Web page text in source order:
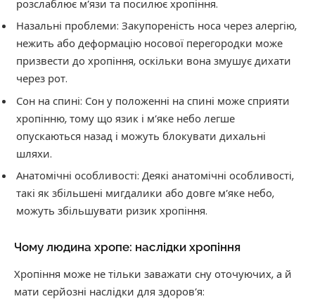
розслаблює м’язи та посилює хропіння.
Назальні проблеми: Закупореність носа через алергію,
нежить або деформацію носової перегородки може
призвести до хропіння, оскільки вона змушує дихати
через рот.
Сон на спині: Сон у положенні на спині може сприяти
хропінню, тому що язик і м’яке небо легше
опускаються назад і можуть блокувати дихальні
шляхи.
Анатомічні особливості: Деякі анатомічні особливості,
такі як збільшені мигдалики або довге м’яке небо,
можуть збільшувати ризик хропіння.
Чому людина хропе: наслідки хропіння
Хропіння може не тільки заважати сну оточуючих, а й
мати серйозні наслідки для здоров’я: